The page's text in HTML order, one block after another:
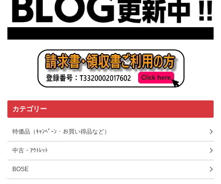
カテゴリー
特価品（ｷｬﾝﾍﾟｰﾝ・お買い得品など）
中古・ｱｳﾄﾚｯﾄ
BOSE